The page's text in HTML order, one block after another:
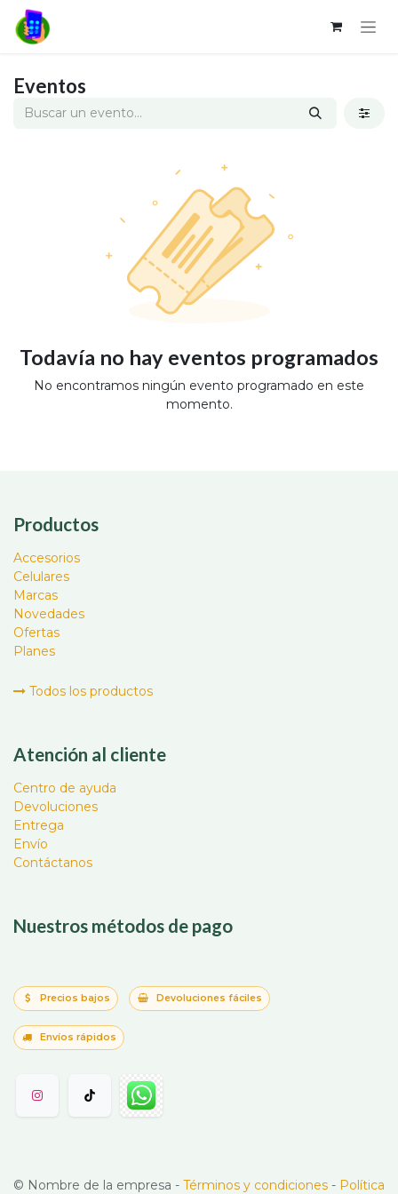
Ir al contenido
Eventos
Todavía no hay eventos programados
No encontramos ningún evento programado en este
momento.
Productos
Accesorios
Celulares
Marcas
Novedades
Ofertas
Planes
Todos los productos
Atención al cliente
Centro de ayuda
Devoluciones
Entrega
Envío
Contáctanos
Nuestros métodos de pago
Precios bajos Devoluciones fáciles
Envíos rápidos
© Nombre de la empresa - Términos y condiciones - Política